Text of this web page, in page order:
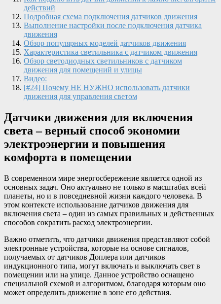
действий
Подробная схема подключения датчиков движения
Выполнение настройки после подключения датчика
движения
Обзор популярных моделей датчиков движения
Характеристика светильника с датчиком движения
Обзор светодиодных светильников с датчиком
движения для помещений и улицы
Видео:
[#24] Почему НЕ НУЖНО использовать датчики
движения для управления светом
Датчики движения для включения
света – верный способ экономии
электроэнергии и повышения
комфорта в помещении
В современном мире энергосбережение является одной из
основных задач. Оно актуально не только в масштабах всей
планеты, но и в повседневной жизни каждого человека. В
этом контексте использование датчиков движения для
включения света – один из самых правильных и действенных
способов сократить расход электроэнергии.
Важно отметить, что датчики движения представляют собой
электронные устройства, которые на основе сигналов,
получаемых от датчиков Доплера или датчиков
индукционного типа, могут включать и выключать свет в
помещении или на улице. Данное устройство оснащено
специальной схемой и алгоритмом, благодаря которым оно
может определить движение в зоне его действия.